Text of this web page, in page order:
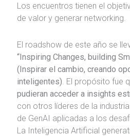
Los encuentros tienen el
de valor y generar networking.
El roadshow de este año se
“Inspiring Changes, building
(Inspirar el cambio, creando
inteligentes) . El propósito fue
pudieran acceder a insights
con otros líderes de la
de GenAI aplicadas a los
La Inteligencia Artificial